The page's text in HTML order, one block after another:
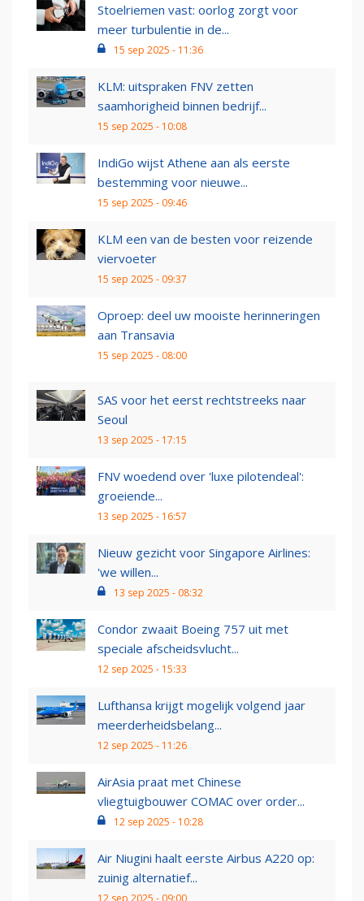
Stoelriemen vast: oorlog zorgt voor
meer turbulentie in de...
15 sep 2025 - 11:36
KLM: uitspraken FNV zetten
saamhorigheid binnen bedrijf...
15 sep 2025 - 10:08
IndiGo wijst Athene aan als eerste
bestemming voor nieuwe...
15 sep 2025 - 09:46
KLM een van de besten voor reizende
viervoeter
15 sep 2025 - 09:37
Oproep: deel uw mooiste herinneringen
aan Transavia
15 sep 2025 - 08:00
SAS voor het eerst rechtstreeks naar
Seoul
13 sep 2025 - 17:15
FNV woedend over 'luxe pilotendeal':
groeiende...
13 sep 2025 - 16:57
Nieuw gezicht voor Singapore Airlines:
'we willen...
13 sep 2025 - 08:32
Condor zwaait Boeing 757 uit met
speciale afscheidsvlucht...
12 sep 2025 - 15:33
Lufthansa krijgt mogelijk volgend jaar
meerderheidsbelang...
12 sep 2025 - 11:26
AirAsia praat met Chinese
vliegtuigbouwer COMAC over order...
12 sep 2025 - 10:28
Air Niugini haalt eerste Airbus A220 op:
zuinig alternatief...